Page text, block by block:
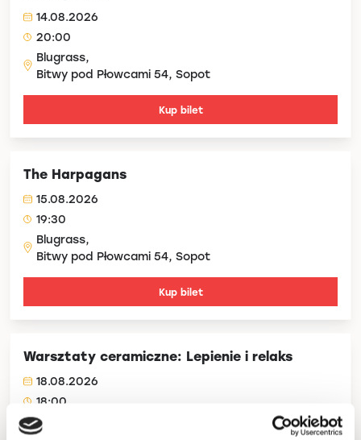
14.08.2026
20:00
Blugrass,
Bitwy pod Płowcami 54, Sopot
Kup bilet
The Harpagans
15.08.2026
19:30
Blugrass,
Bitwy pod Płowcami 54, Sopot
Kup bilet
Warsztaty ceramiczne: Lepienie i relaks
18.08.2026
18:00
Blugrass,